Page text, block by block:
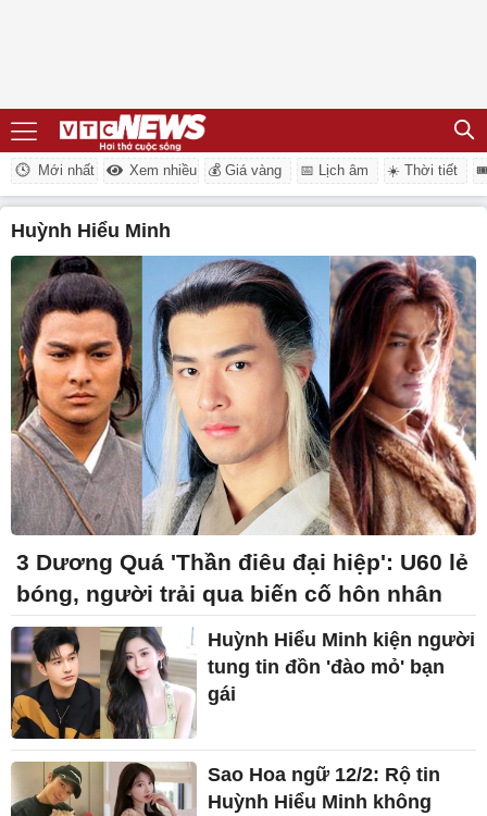
Mới nhất Xem nhiều 💰 Giá vàng 📅 Lịch âm ☀️ Thời tiết
Huỳnh Hiểu Minh
3 Dương Quá 'Thần điêu đại hiệp': U60 lẻ
bóng, người trải qua biến cố hôn nhân
Huỳnh Hiểu Minh kiện người
tung tin đồn 'đào mỏ' bạn
gái
Sao Hoa ngữ 12/2: Rộ tin
Huỳnh Hiểu Minh không